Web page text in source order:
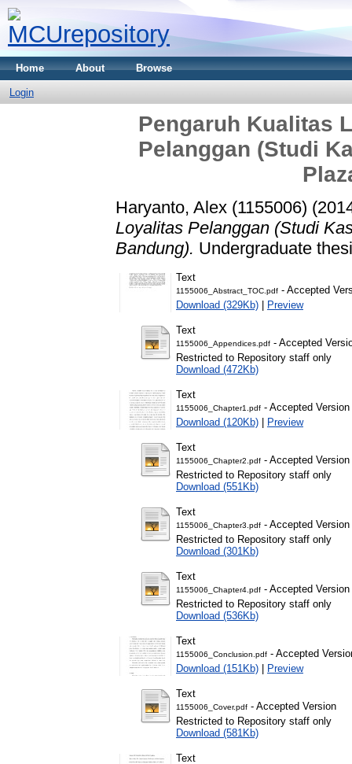
Home About Browse
Login
Pengaruh Kualitas
Pelanggan (Studi
Haryanto, Alex (1155006)
Loyalitas Pelanggan (Studi
Bandung). Undergraduate
Text
1155006_Abstract_TOC.pdf - Accepted
Download (329Kb) | Preview
Text
1155006_Appendices.pdf - Accepted
Restricted to Repository staff only
Download (472Kb)
Text
1155006_Chapter1.pdf - Accepted Version
Download (120Kb) | Preview
Text
1155006_Chapter2.pdf - Accepted Version
Restricted to Repository staff only
Download (551Kb)
Text
1155006_Chapter3.pdf - Accepted Version
Restricted to Repository staff only
Download (301Kb)
Text
1155006_Chapter4.pdf - Accepted Version
Restricted to Repository staff only
Download (536Kb)
Text
1155006_Conclusion.pdf - Accepted
Download (151Kb) | Preview
Text
1155006_Cover.pdf - Accepted Version
Restricted to Repository staff only
Download (581Kb)
Text